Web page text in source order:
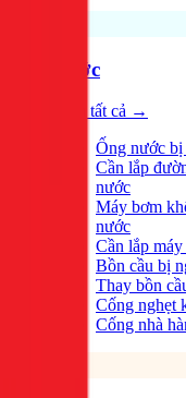
Nước
Xem tất cả →
Ống nước bị
Cần lắp
nước
Máy bơm
nước
Cần lắp
Bồn cầu bị
Thay bồn
Cống nghẹt
Cống nhà